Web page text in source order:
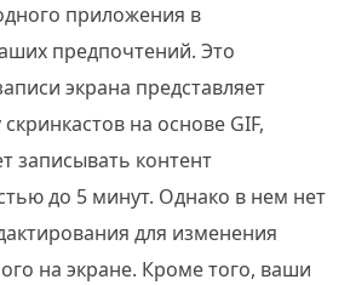
приложения в
предпочтений. Это
экрана представляет
на основе GIF,
записывать контент
до 5 минут. Однако в нем нет
для изменения
на экране. Кроме того, ваши